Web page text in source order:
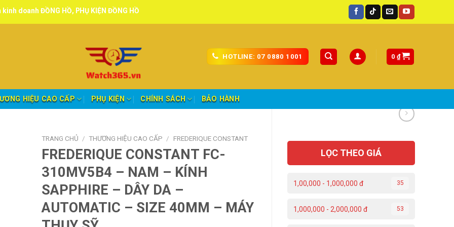
HỒ, PHỤ KIỆN ĐỒNG HỒ chính hãng, tuyển đại lý, CTV giao hàng toàn quốc.
HOTLINE: 07 0880 1001 0 ₫
HIỆU CAO CẤP PHỤ KIỆN CHÍNH SÁCH BẢO HÀNH
LỌC THEO GIÁ
1,00,000 - 1,000,000 đ 35
1,000,000 - 2,000,000 đ 53
TRANG CHỦ / THƯƠNG HIỆU CAO CẤP / FREDERIQUE CONSTANT
FREDERIQUE CONSTANT FC-
310MV5B4 – NAM – KÍNH
SAPPHIRE – DÂY DA –
AUTOMATIC – SIZE 40MM – MÁY